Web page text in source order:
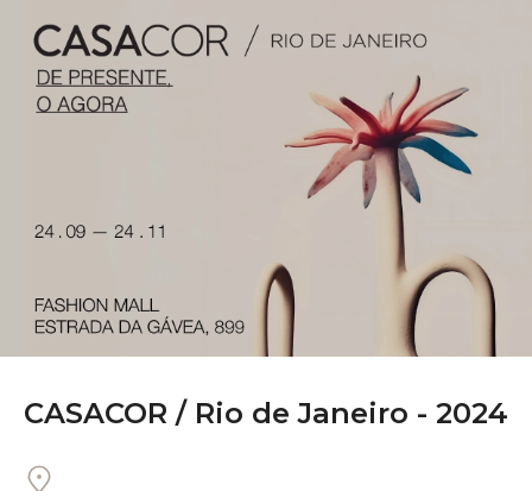
CASACOR / Rio de Janeiro - 2024